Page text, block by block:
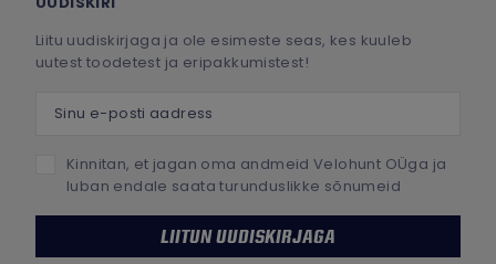
Liitu uudiskirjaga ja ole esimeste seas, kes kuuleb
uutest toodetest ja eripakkumistest!
Kinnitan, et jagan oma andmeid Velohunt OÜga ja
luban endale saata turunduslikke sõnumeid
LIITUN UUDISKIRJAGA